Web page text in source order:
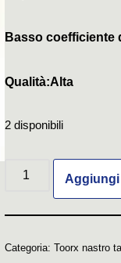
Basso coefficiente
Qualità:Alta
2 disponibili
Categoria: Toorx nastro